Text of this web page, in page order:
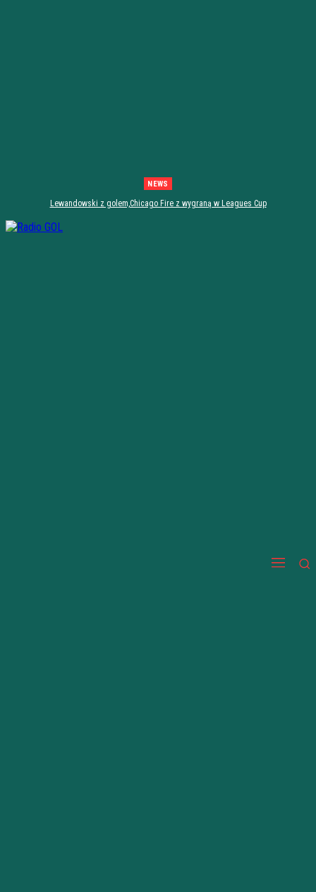
NEWS
Lewandowski z golem,Chicago Fire z wygraną w Leagues Cup